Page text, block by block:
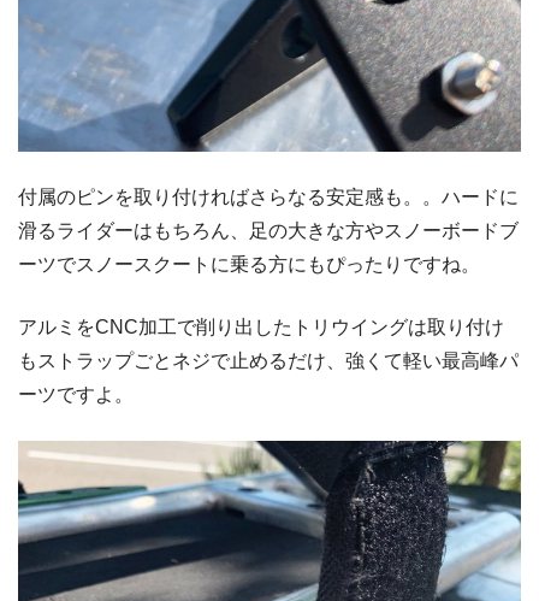
付属のピンを取り付ければさらなる安定感も。。ハードに
滑るライダーはもちろん、足の大きな方やスノーボードブ
ーツでスノースクートに乗る方にもぴったりですね。
アルミをCNC加工で削り出したトリウイングは取り付け
もストラップごとネジで止めるだけ、強くて軽い最高峰パ
ーツですよ。